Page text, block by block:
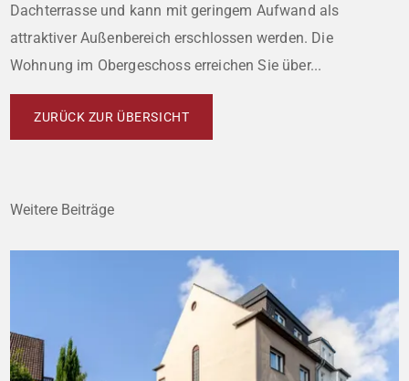
Dachterrasse und kann mit geringem Aufwand als
attraktiver Außenbereich erschlossen werden. Die
Wohnung im Obergeschoss erreichen Sie über...
ZURÜCK ZUR ÜBERSICHT
Weitere Beiträge